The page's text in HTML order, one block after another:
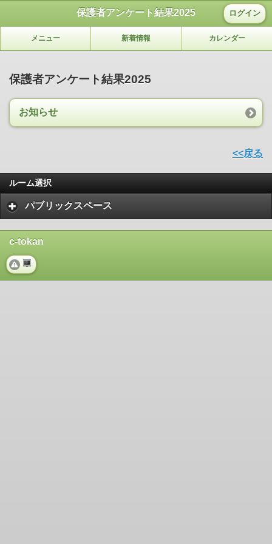
保護者アンケート結果2025 ログイン
メニュー 新着情報 カレンダー
保護者アンケート結果2025
お知らせ
<<戻る
ルーム選択
パブリックスペース
c-tokan